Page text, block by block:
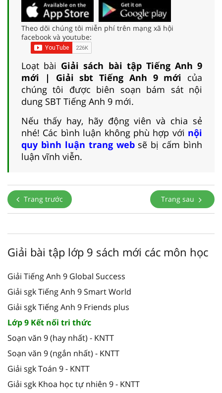
Theo dõi chúng tôi miễn phí trên mạng xã hội
facebook và youtube:
Loạt bài Giải sách bài tập Tiếng Anh 9
mới | Giải sbt Tiếng Anh 9 mới của
chúng tôi được biên soạn bám sát nội
dung SBT Tiếng Anh 9 mới.
Nếu thấy hay, hãy động viên và chia sẻ
nhé! Các bình luận không phù hợp với nội
quy bình luận trang websẽ bị cấm bình
luận vĩnh viễn.
Trang trước Trang sau
Giải bài tập lớp 9 sách mới các môn học
Giải Tiếng Anh 9 Global Success
Giải sgk Tiếng Anh 9 Smart World
Giải sgk Tiếng Anh 9 Friends plus
Lớp 9 Kết nối tri thức
Soạn văn 9 (hay nhất) - KNTT
Soạn văn 9 (ngắn nhất) - KNTT
Giải sgk Toán 9 - KNTT
Giải sgk Khoa học tự nhiên 9 - KNTT